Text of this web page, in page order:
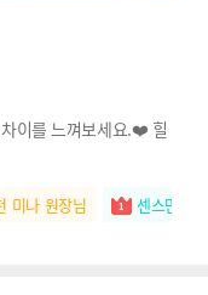
이를 느껴보세요.❤️ 힐
미나 원장님 센스만점